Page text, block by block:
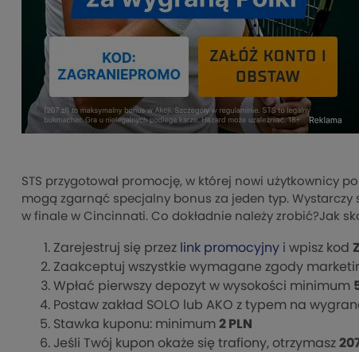
STS przygotował promocję, w której nowi użytkownicy
mogą zgarnąć specjalny bonus za jeden typ.
w finale w Cincinnati. Co dokładnie należy zrobić?Jak
Zarejestruj się przez link promocyjny i wpisz kod
Zaakceptuj wszystkie wymagane zgody
Wpłać pierwszy depozyt w wysokości minimum
Postaw zakład SOLO lub AKO z typem na
Stawka kuponu: minimum 2 PLN
Jeśli Twój kupon okaże się trafiony, otrzymasz